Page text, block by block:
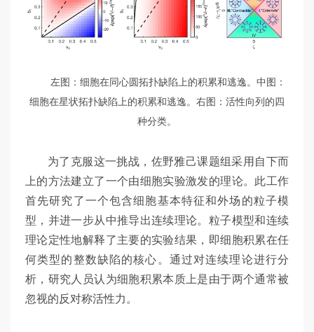
左图：细胞在同心圆拓扑缺陷上的积累和逃逸。中图：
细胞在星状拓扑缺陷上的积累和逃逸。右图：活性向列的四
种分类。
为了克服这一挑战，佐野雅己课题组采用自下而
上的方法建立了一个由细胞实验激发的理论。此工作
首先研究了一个包含细胞基本特征和外场的粒子模
型，并进一步从中推导出连续理论。粒子模型和连续
理论定性地解释了主要的实验结果，即细胞积累在任
何类型的整数缺陷的核心。通过对连续理论进行分
析，研究人员认为细胞积累本质上是由于两个通常被
忽视的反对称活性力。